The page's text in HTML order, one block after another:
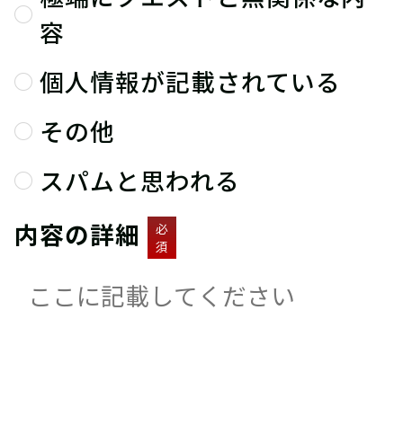
容
個人情報が記載されている
その他
スパムと思われる
内容の詳細
必
須